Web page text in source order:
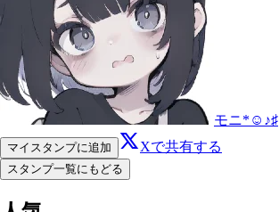
モニ*☺︎♪♯
マイスタンプに追加 Xで共有する
スタンプ一覧にもどる